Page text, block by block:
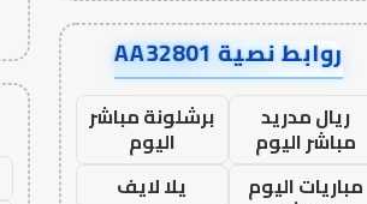
روابط نصية AA32801
ريال مدريد
مباشر اليوم
برشلونة مباشر
اليوم
مباريات اليوم
يلا لايف